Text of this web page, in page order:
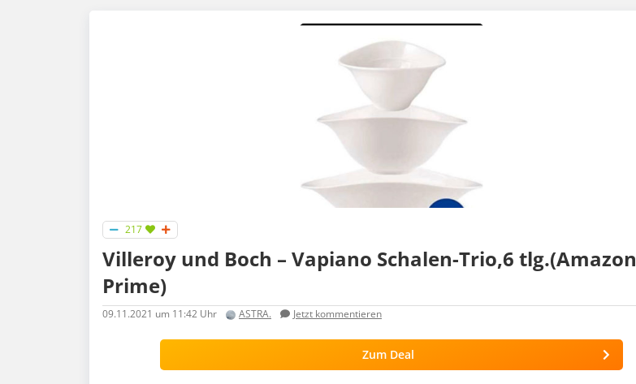
217
Villeroy und Boch – Vapiano Schalen-Trio,6 tlg.(Amazon
Prime)
09.11.2021 um 11:42 Uhr ASTRA. Jetzt kommentieren
Zum Deal